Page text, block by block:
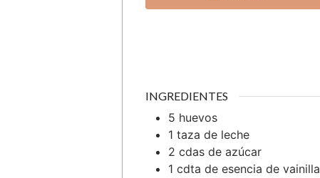
INGREDIENTES
5 huevos
1 taza de leche
2 cdas de azúcar
1 cdta de esencia de vainilla